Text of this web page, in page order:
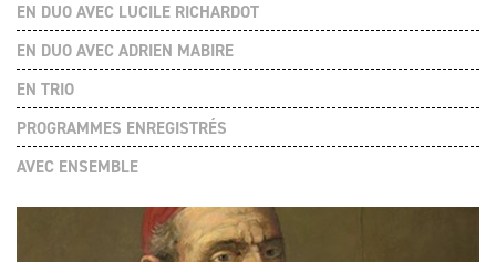
EN DUO AVEC LUCILE RICHARDOT
EN DUO AVEC ADRIEN MABIRE
EN TRIO
PROGRAMMES ENREGISTRÉS
AVEC ENSEMBLE